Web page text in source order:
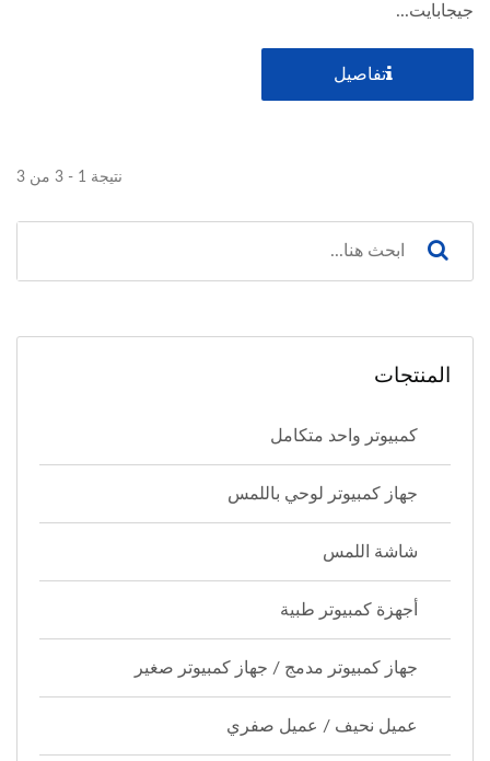
جيجابايت...
تفاصيل
نتيجة 1 - 3 من 3
المنتجات
كمبيوتر واحد متكامل
جهاز كمبيوتر لوحي باللمس
شاشة اللمس
أجهزة كمبيوتر طبية
جهاز كمبيوتر مدمج / جهاز كمبيوتر صغير
عميل نحيف / عميل صفري